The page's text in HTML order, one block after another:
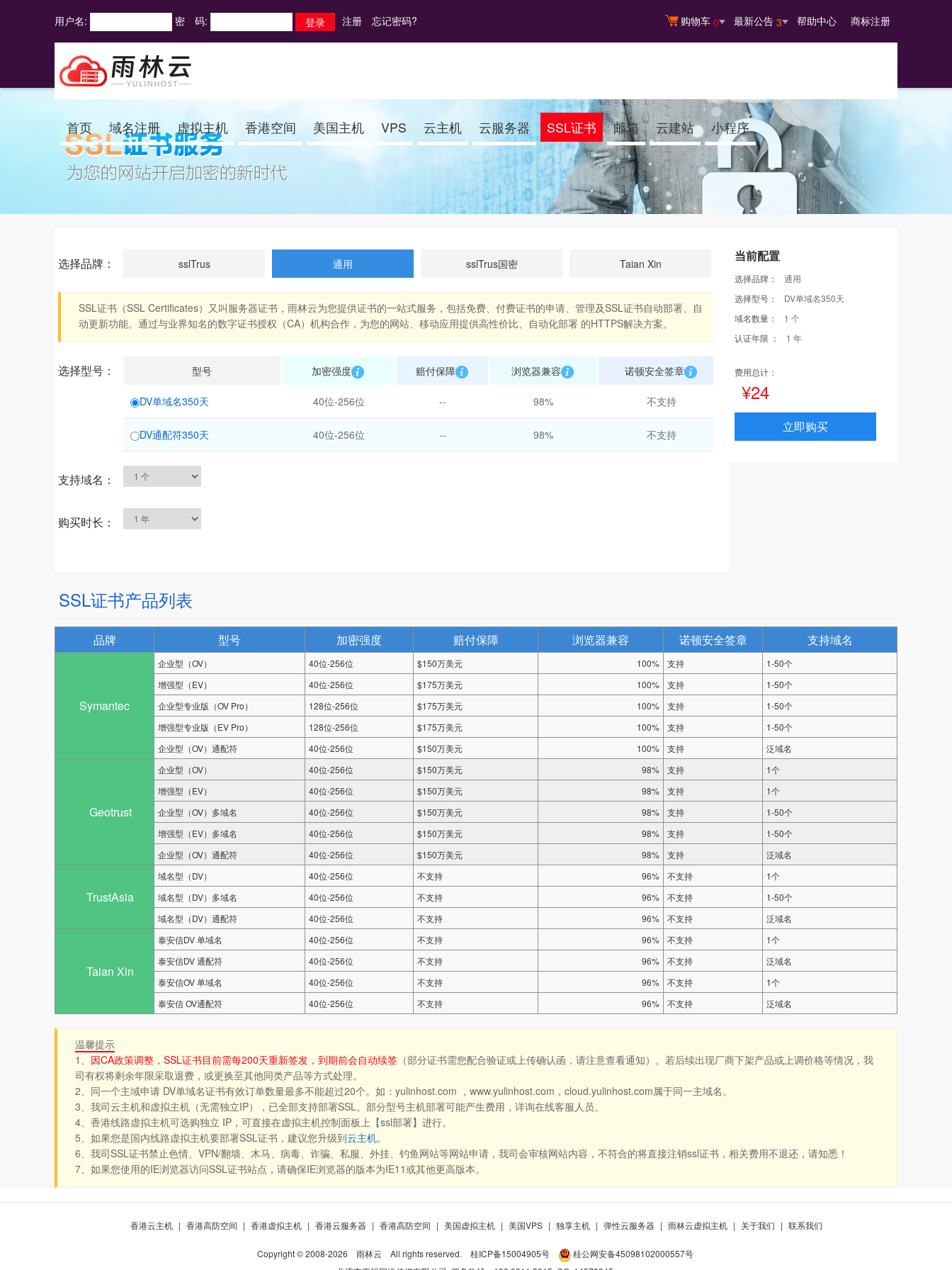
购物车 0 最新公告 3 帮助中心 商标注册
用户名: 密 码: 注册 忘记密码?
首页 域名注册 虚拟主机 香港空间 美国主机 VPS 云主机 云服务器 SSL证书 邮箱 云建站 小程序
当前配置
选择品牌：
通用
选择型号：
DV单域名350天
域名数量：
1 个
认证年限 ：
1 年
费用总计：
¥24
立即购买
选择品牌： sslTrus 通用 sslTrus国密 Taian Xin
SSL证书（SSL Certificates）又叫服务器证书，雨林云为您提供证书的一站式服务，包括免费、付费证书的申请、管理及SSL证书自动部署、自
动更新功能。通过与业界知名的数字证书授权（CA）机构合作，为您的网站、移动应用提供高性价比、自动化部署 的HTTPS解决方案。
选择型号： 型号 加密强度 赔付保障 浏览器兼容 诺顿安全签章
DV单域名350天 40位-256位 -- 98% 不支持
DV通配符350天 40位-256位 -- 98% 不支持
支持域名：
购买时长：
SSL证书产品列表
品牌 型号 加密强度 赔付保障 浏览器兼容 诺顿安全签章 支持域名
Symantec
企业型（OV） 40位-256位 $150万美元 100% 支持
1-50个
增强型（EV）
40位-256位 $175万美元 100% 支持
1-50个
企业型专业版（OV Pro）
128位-256位 $175万美元 100% 支持
1-50个
增强型专业版（EV Pro）
128位-256位 $175万美元 100% 支持
1-50个
企业型（OV）通配符
40位-256位 $150万美元 100% 支持 泛域名
Geotrust
企业型（OV） 40位-256位 $150万美元 98% 支持
1个
增强型（EV）
40位-256位 $150万美元 98% 支持
1个
企业型（OV）多域名
40位-256位 $150万美元 98% 支持
1-50个
增强型（EV）多域名
40位-256位 $150万美元 98% 支持
1-50个
企业型（OV）通配符
40位-256位 $150万美元 98% 支持 泛域名
TrustAsia
域名型（DV） 40位-256位 不支持 96% 不支持
1个
域名型（DV）多域名
40位-256位 不支持 96% 不支持
1-50个
域名型（DV）通配符
40位-256位 不支持 96% 不支持 泛域名
Taian Xin
泰安信DV 单域名 40位-256位 不支持 96% 不支持
1个
泰安信DV 通配符
40位-256位 不支持 96% 不支持
泛域名
泰安信OV 单域名
40位-256位 不支持 96% 不支持
1个
泰安信 OV通配符
40位-256位 不支持 96% 不支持 泛域名
温馨提示
1、 因CA政策调整，SSL证书目前需每200天重新签发，到期前会自动续签 （部分证书需您配合验证或上传确认函，请注意查看通知）。若后续出现厂商下架产品或上调价格等情况，我
司有权将剩余年限采取退费，或更换至其他同类产品等方式处理。
2、同一个主域申请 DV单域名证书有效订单数量最多不能超过20个。如：yulinhost.com ，www.yulinhost.com，cloud.yulinhost.com属于同一主域名。
3、我司云主机和虚拟主机（无需独立IP），已全部支持部署SSL。部分型号主机部署可能产生费用，详询在线客服人员。
4、香港线路虚拟主机可选购独立 IP，可直接在虚拟主机控制面板上【ssl部署】进行。
5、如果您是国内线路虚拟主机要部署SSL证书，建议您升级到云主机。
6、我司SSL证书禁止色情、VPN/翻墙、木马、病毒、诈骗、私服、外挂、钓鱼网站等网站申请，我司会审核网站内容，不符合的将直接注销ssl证书，相关费用不退还，请知悉！
7、如果您使用的IE浏览器访问SSL证书站点，请确保IE浏览器的版本为IE11或其他更高版本。
香港云主机 | 香港高防空间 | 香港虚拟主机 | 香港云服务器 | 香港高防空间 | 美国虚拟主机 | 美国VPS | 独享主机 | 弹性云服务器 | 雨林云虚拟主机 | 关于我们 | 联系我们
Copyright © 2008-2026 雨林云 All rights reserved. 桂ICP备15004905号
桂公网安备45098102000557号